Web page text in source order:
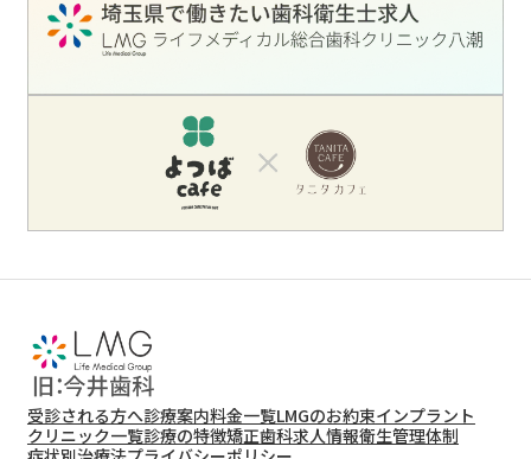
受診される方へ診療案内料金一覧LMGのお約束インプラント
クリニック一覧診療の特徴矯正歯科求人情報衛生管理体制